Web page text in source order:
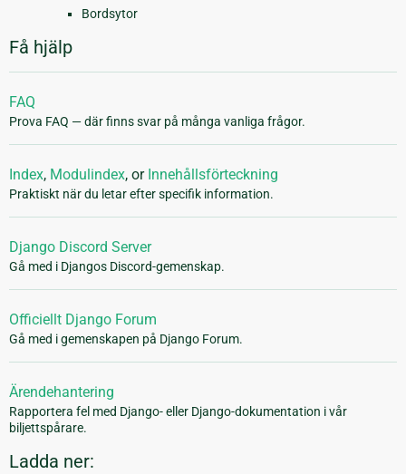
Bordsytor
Få hjälp
FAQ
Prova FAQ — där finns svar på många vanliga frågor.
Index, Modulindex, or Innehållsförteckning
Praktiskt när du letar efter specifik information.
Django Discord Server
Gå med i Djangos Discord-gemenskap.
Officiellt Django Forum
Gå med i gemenskapen på Django Forum.
Ärendehantering
Rapportera fel med Django- eller Django-dokumentation i vår
biljettspårare.
Ladda ner: